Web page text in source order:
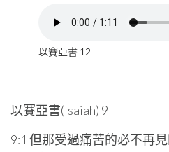
以賽亞書 12
以賽亞書(Isaiah) 9
9:1 但那受過痛苦的必不再